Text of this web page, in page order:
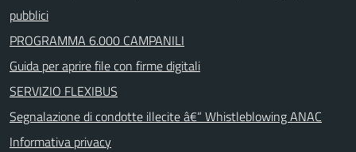
pubblici
PROGRAMMA 6.000 CAMPANILI
Guida per aprire file con firme digitali
SERVIZIO FLEXIBUS
Segnalazione di condotte illecite â€“ Whistleblowing ANAC
Informativa privacy